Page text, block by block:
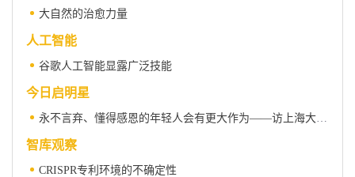
大自然的治愈力量
人工智能
谷歌人工智能显露广泛技能
今日启明星
永不言弃、懂得感恩的年轻人会有更大作为——访上海大学无人艇工程研究院副院长蒲华燕
智库观察
CRISPR专利环境的不确定性